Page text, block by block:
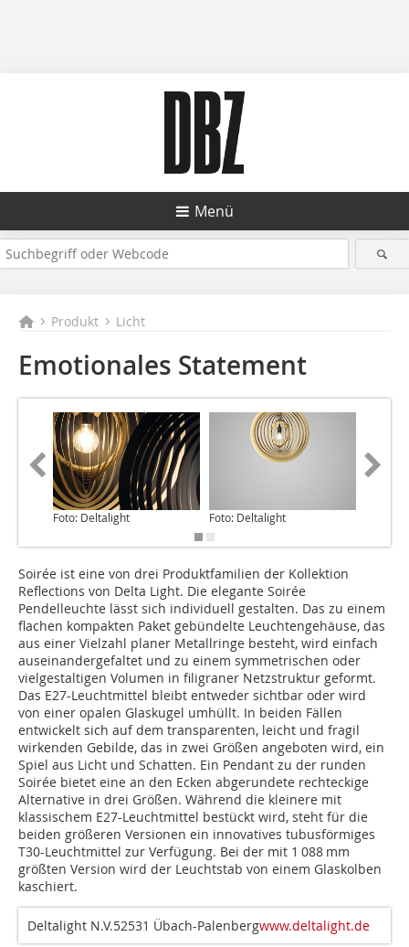
Menü
Produkt Licht
Emotionales Statement
Foto: Deltalight Foto: Deltalight
Soirée ist eine von drei Produktfamilien der Kollektion
Reflections von Delta Light. Die elegante Soirée
Pendelleuchte lässt sich individuell gestalten. Das zu einem
flachen kompakten Paket gebündelte Leuchtengehäuse, das
aus einer Vielzahl planer Metallringe besteht, wird einfach
auseinandergefaltet und zu einem symmetrischen oder
vielgestaltigen Volumen in filigraner Netzstruktur geformt.
Das E27-Leuchtmittel bleibt entweder sichtbar oder wird
von einer opalen Glaskugel umhüllt. In beiden Fällen
entwickelt sich auf dem transparenten, leicht und fragil
wirkenden Gebilde, das in zwei Größen angeboten wird, ein
Spiel aus Licht und Schatten. Ein Pendant zu der runden
Soirée bietet eine an den Ecken abgerundete rechteckige
Alternative in drei Größen. Während die kleinere mit
klassischem E27-­Leuchtmittel bestückt wird, steht für die
beiden größeren Versionen ein innovatives tubusförmiges
T30-Leuchtmittel zur Verfügung. Bei der mit 1 088 mm
größten Version wird der Leuchtstab von einem Glaskolben
kaschiert.
Deltalight N.V.52531 Übach-Palenbergwww.deltalight.de